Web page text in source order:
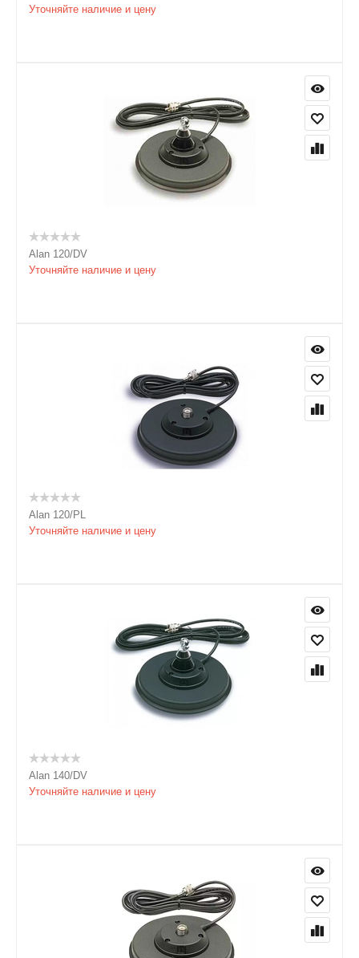
Уточняйте наличие и цену
Alan 120/DV
Уточняйте наличие и цену
Alan 120/PL
Уточняйте наличие и цену
Alan 140/DV
Уточняйте наличие и цену